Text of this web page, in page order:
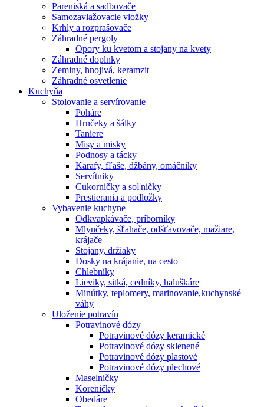
Pareniská a sadbovače
Samozavlažovacie vložky
Krhly a rozprašovače
Záhradné pergoly
Opory ku kvetom a stojany na kvety
Záhradné doplnky
Zeminy, hnojivá, keramzit
Záhradné osvetlenie
Kuchyňa
Stolovanie a servírovanie
Poháre
Hrnčeky a šálky
Taniere
Misy a misky
Podnosy a tácky
Karafy, fľaše, džbány, omáčniky
Servítniky
Cukorničky a soľničky
Prestierania a podložky
Vybavenie kuchyne
Odkvapkávače, príborníky
Mlynčeky, šľahače, odšťavovače, mažiare,
krájače
Stojany, držiaky
Dosky na krájanie, na cesto
Chlebníky
Lieviky, sitká, cedníky, haluškáre
Minútky, teplomery, marinovanie,kuchynské
váhy
Uloženie potravín
Potravinové dózy
Potravinové dózy keramické
Potravinové dózy sklenené
Potravinové dózy plastové
Potravinové dózy plechové
Maselničky
Koreničky
Obedáre